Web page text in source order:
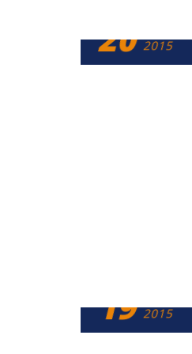
20 2015
19 2015